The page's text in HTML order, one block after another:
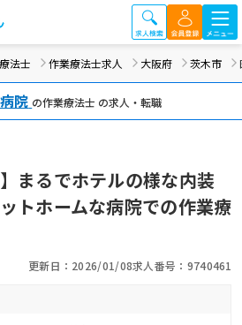
法士 作業療法士求人 大阪府 茨木市
院 の作業療法士 の求人・転職
まるでホテルの様な内装
トホームな病院での作業療
更新日：2026/01/08求人番号：9740461